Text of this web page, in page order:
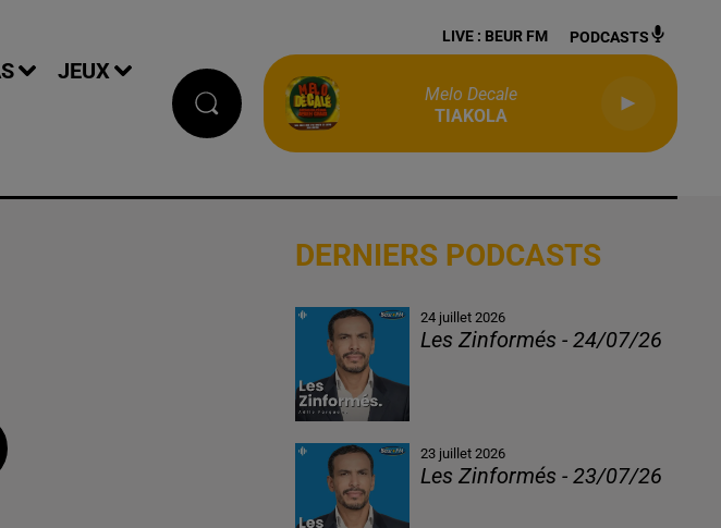
JEUX
LIVE : BEUR FM PODCASTS
Melo Decale
TIAKOLA
DERNIERS PODCASTS
24 juillet 2026
Les Zinformés - 24/07/26
23 juillet 2026
Les Zinformés - 23/07/26